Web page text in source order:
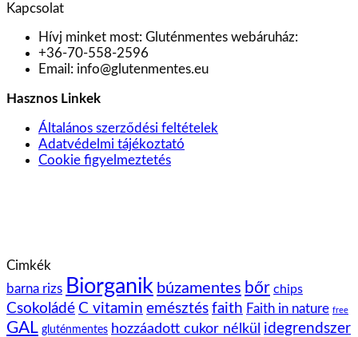
Kapcsolat
Hívj minket most: Gluténmentes webáruház:
+36-70-558-2596
Email: info@glutenmentes.eu
Hasznos Linkek
Általános szerződési feltételek
Adatvédelmi tájékoztató
Cookie figyelmeztetés
Cimkék
barna rizs Biorganik búzamentes bőr chips
Csokoládé C vitamin emésztés faith Faith in nature free
GAL gluténmentes hozzáadott cukor nélkül idegrendszer